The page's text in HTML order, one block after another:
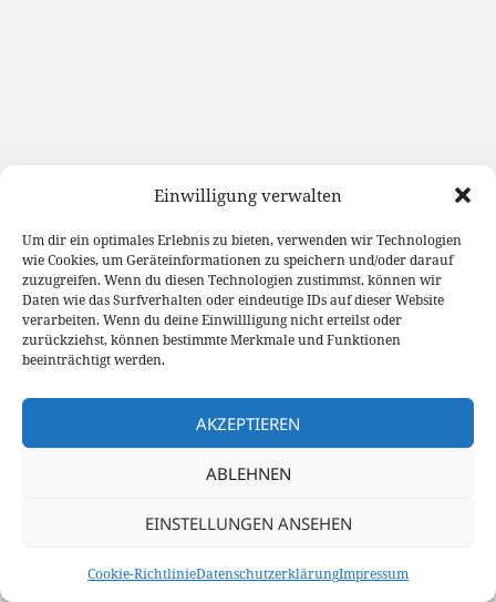
Einwilligung verwalten
Um dir ein optimales Erlebnis zu bieten, verwenden wir Technologien
wie Cookies, um Geräteinformationen zu speichern und/oder darauf
zuzugreifen. Wenn du diesen Technologien zustimmst, können wir
Daten wie das Surfverhalten oder eindeutige IDs auf dieser Website
verarbeiten. Wenn du deine Einwillligung nicht erteilst oder
zurückziehst, können bestimmte Merkmale und Funktionen
beeinträchtigt werden.
AKZEPTIEREN
ABLEHNEN
EINSTELLUNGEN ANSEHEN
Cookie-RichtlinieDatenschutzerklärungImpressum